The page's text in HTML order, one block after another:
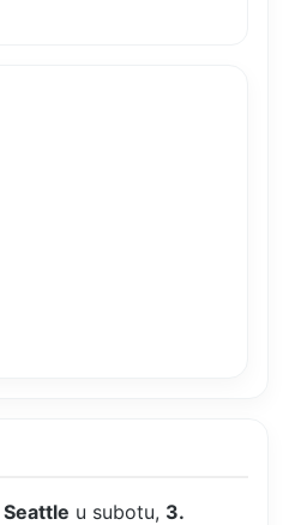
Seattle u subotu, 3.